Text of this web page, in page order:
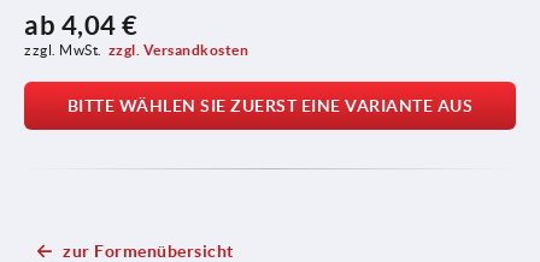
ab 4,04 €
zzgl. MwSt. zzgl. Versandkosten
BITTE WÄHLEN SIE ZUERST EINE VARIANTE AUS
zur Formenübersicht